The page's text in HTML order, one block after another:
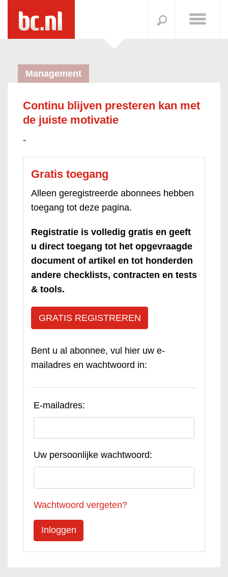
Management
Continu blijven presteren kan met
de juiste motivatie
-
Gratis toegang
Alleen geregistreerde abonnees hebben
toegang tot deze pagina.
Registratie is volledig gratis en geeft
u direct toegang tot het opgevraagde
document of artikel en tot honderden
andere checklists, contracten en tests
& tools.
GRATIS REGISTREREN
Bent u al abonnee, vul hier uw e-
mailadres en wachtwoord in:
E-mailadres:
Uw persoonlijke wachtwoord:
Wachtwoord vergeten?